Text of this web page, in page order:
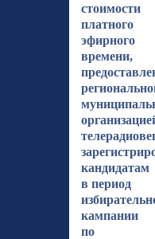
стоимости
платного
эфирного
времени,
кандидатам
в период
кампании
по